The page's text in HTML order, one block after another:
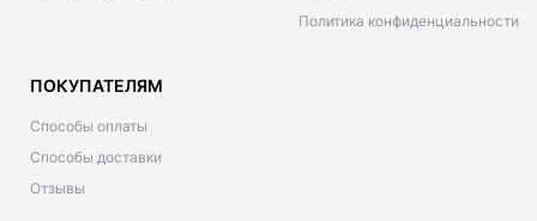
Политика конфиденциальности
ПОКУПАТЕЛЯМ
Способы оплаты
Способы доставки
Отзывы